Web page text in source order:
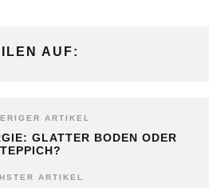
AUF:
ARTIKEL
GLATTER BODEN ODER
TEPPICH?
ARTIKEL